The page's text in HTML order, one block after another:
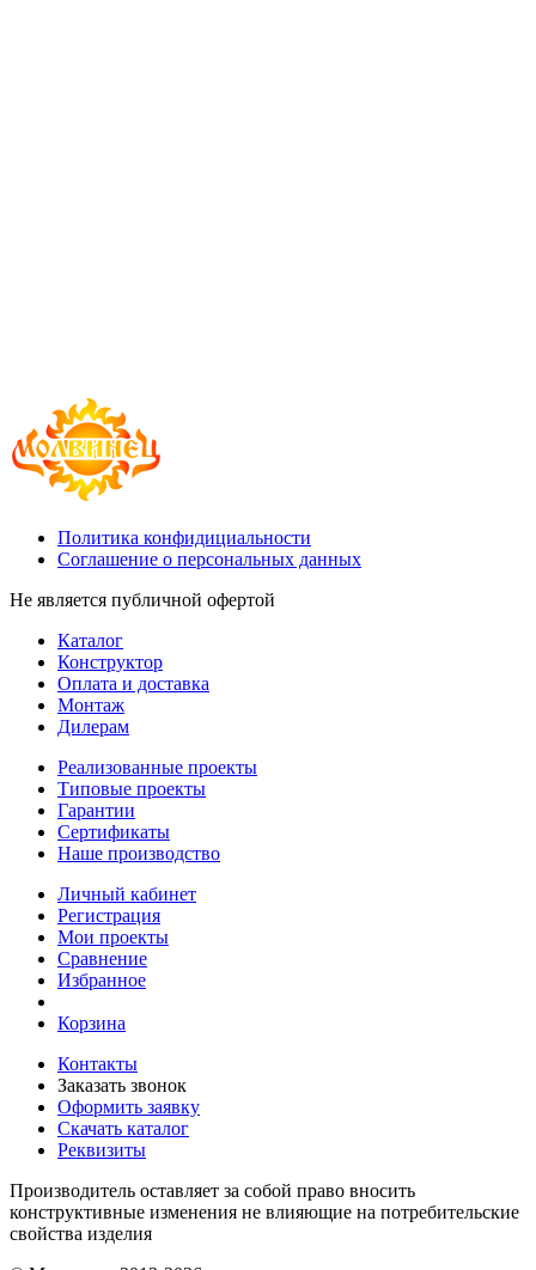
Политика конфидициальности
Соглашение о персональных данных
Не является публичной офертой
Каталог
Конструктор
Оплата и доставка
Монтаж
Дилерам
Реализованные проекты
Типовые проекты
Гарантии
Сертификаты
Наше производство
Личный кабинет
Регистрация
Мои проекты
Сравнение
Избранное
Корзина
Контакты
Заказать звонок
Оформить заявку
Скачать каталог
Реквизиты
Производитель оставляет за собой право вносить
конструктивные изменения не влияющие на потребительские
свойства изделия